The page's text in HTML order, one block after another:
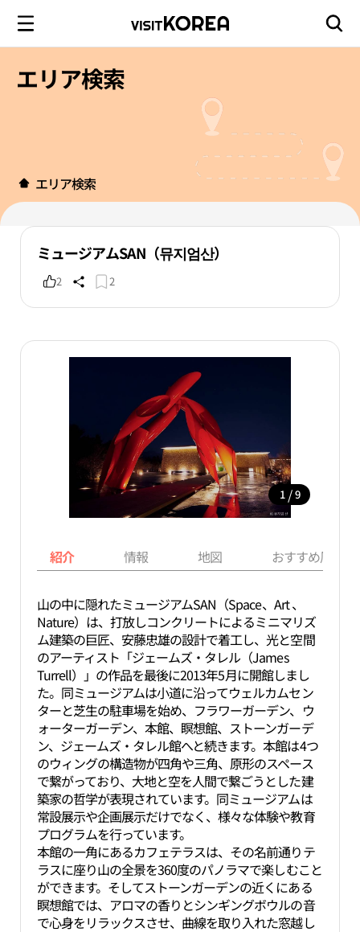
エリア検索
エリア検索
ミュージアムSAN（뮤지엄산）
2 2
1 / 9
紹介 情報 地図 おすすめ周辺
山の中に隠れたミュージアムSAN（Space、Art 、
Nature）は、打放しコンクリートによるミニマリズ
ム建築の巨匠、安藤忠雄の設計で着工し、光と空間
のアーティスト「ジェームズ・タレル（James
Turrell）」の作品を最後に2013年5月に開館しまし
た。同ミュージアムは小道に沿ってウェルカムセン
ターと芝生の駐車場を始め、フラワーガーデン、ウ
ォーターガーデン、本館、瞑想館、ストーンガーデ
ン、ジェームズ・タレル館へと続きます。本館は4つ
のウィングの構造物が四角や三角、原形のスペース
で繋がっており、大地と空を人間で繋ごうとした建
築家の哲学が表現されています。同ミュージアムは
常設展示や企画展示だけでなく、様々な体験や教育
プログラムを行っています。
本館の一角にあるカフェテラスは、その名前通りテ
ラスに座り山の全景を360度のパノラマで楽しむこと
ができます。そしてストーンガーデンの近くにある
瞑想館では、アロマの香りとシンギングボウルの音
で心身をリラックスさせ、曲線を取り入れた窓越し